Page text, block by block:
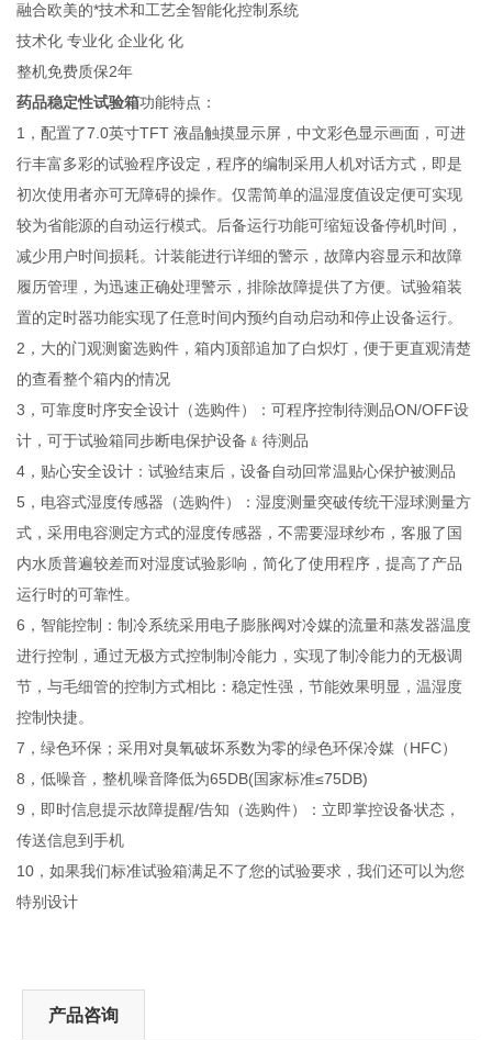
融合欧美的*技术和工艺全智能化控制系统
技术化 专业化 企业化 化
整机免费质保2年
药品稳定性试验箱功能特点：
1，配置了7.0英寸TFT 液晶触摸显示屏，中文彩色显示画面，可进
行丰富多彩的试验程序设定，程序的编制采用人机对话方式，即是
初次使用者亦可无障碍的操作。仅需简单的温湿度值设定便可实现
较为省能源的自动运行模式。后备运行功能可缩短设备停机时间，
减少用户时间损耗。计装能进行详细的警示，故障内容显示和故障
履历管理，为迅速正确处理警示，排除故障提供了方便。试验箱装
置的定时器功能实现了任意时间内预约自动启动和停止设备运行。
2，大的门观测窗选购件，箱内顶部追加了白炽灯，便于更直观清楚
的查看整个箱内的情况
3，可靠度时序安全设计（选购件）：可程序控制待测品ON/OFF设
计，可于试验箱同步断电保护设备﹠待测品
4，贴心安全设计：试验结束后，设备自动回常温贴心保护被测品
5，电容式湿度传感器（选购件）：湿度测量突破传统干湿球测量方
式，采用电容测定方式的湿度传感器，不需要湿球纱布，客服了国
内水质普遍较差而对湿度试验影响，简化了使用程序，提高了产品
运行时的可靠性。
6，智能控制：制冷系统采用电子膨胀阀对冷媒的流量和蒸发器温度
进行控制，通过无极方式控制制冷能力，实现了制冷能力的无极调
节，与毛细管的控制方式相比：稳定性强，节能效果明显，温湿度
控制快捷。
7，绿色环保；采用对臭氧破坏系数为零的绿色环保冷媒（HFC）
8，低噪音，整机噪音降低为65DB(国家标准≤75DB)
9，即时信息提示故障提醒/告知（选购件）：立即掌控设备状态，
传送信息到手机
10，如果我们标准试验箱满足不了您的试验要求，我们还可以为您
特别设计
产品咨询